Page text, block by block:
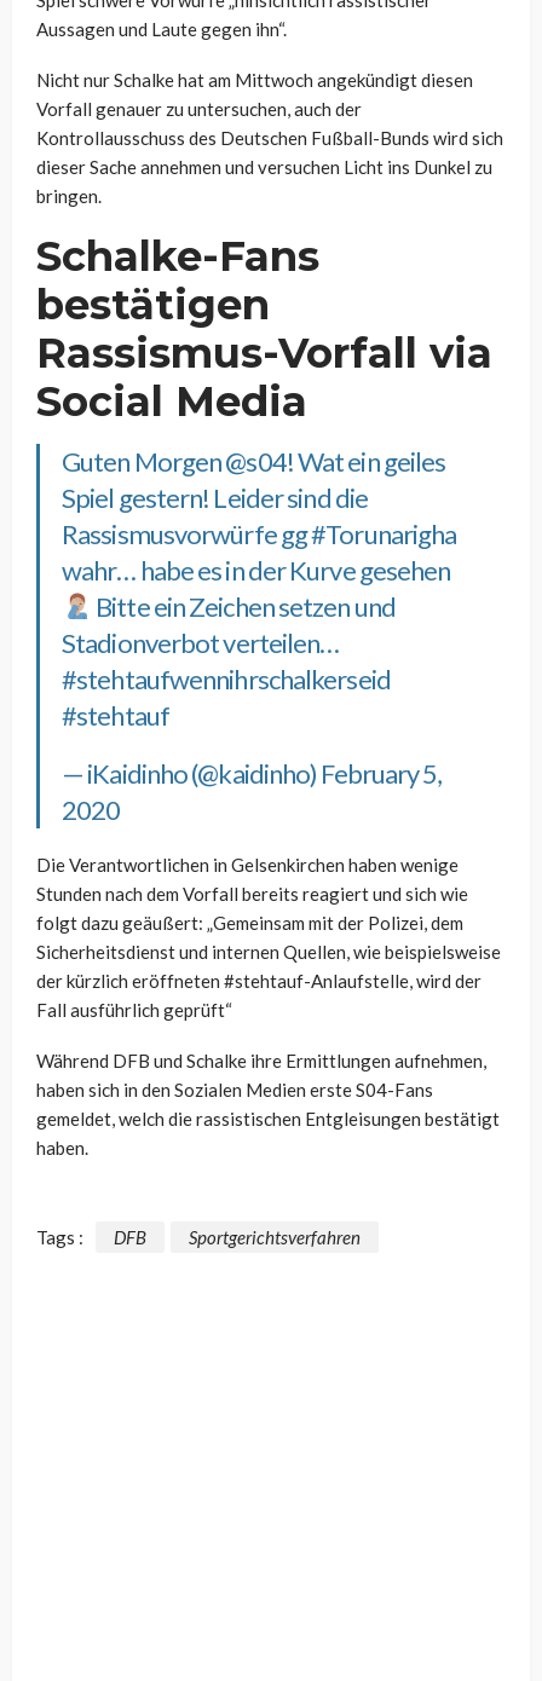
Aussagen und Laute gegen ihn“.
Nicht nur Schalke hat am Mittwoch angekündigt diesen
Vorfall genauer zu untersuchen, auch der
Kontrollausschuss des Deutschen Fußball-Bunds wird sich
dieser Sache annehmen und versuchen Licht ins Dunkel zu
bringen.
Schalke-Fans
bestätigen
Rassismus-Vorfall via
Social Media
Guten Morgen@s04! Wat ein geiles
Spiel gestern! Leider sind die
Rassismusvorwürfe gg#Torunarigha
wahr… habe es in der Kurve gesehen
Bitte ein Zeichen setzen und
Stadionverbot verteilen…
#stehtaufwennihrschalkerseid
#stehtauf
— iKaidinho (@kaidinho) February 5,
2020
Die Verantwortlichen in Gelsenkirchen haben wenige
Stunden nach dem Vorfall bereits reagiert und sich wie
folgt dazu geäußert: „Gemeinsam mit der Polizei, dem
Sicherheitsdienst und internen Quellen, wie beispielsweise
der kürzlich eröffneten #stehtauf-Anlaufstelle, wird der
Fall ausführlich geprüft“
Während DFB und Schalke ihre Ermittlungen aufnehmen,
haben sich in den Sozialen Medien erste S04-Fans
gemeldet, welch die rassistischen Entgleisungen bestätigt
haben.
Tags : DFB Sportgerichtsverfahren